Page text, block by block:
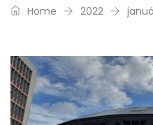
Home 2022